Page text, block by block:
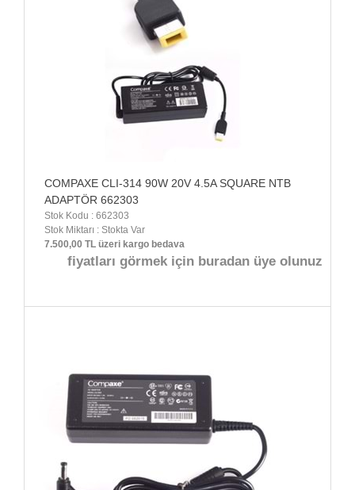
COMPAXE CLI-314 90W 20V 4.5A SQUARE NTB
ADAPTÖR 662303
Stok Kodu : 662303
Stok Miktarı : Stokta Var
7.500,00 TL üzeri kargo bedava
fiyatları görmek için buradan üye olunuz